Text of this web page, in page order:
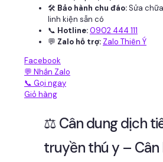
🛠 Bảo hành chu đáo:Sửa
linh kiện sẵn có
📞 Hotline:0902 444 111
💬 Zalo hỗ trợ: Zalo Thiên Ý
Facebook
💬 Nhắn Zalo
📞 Gọi ngay
Giỏ hàng
⚖️ Cân dung dịch
truyền thú y – Cân